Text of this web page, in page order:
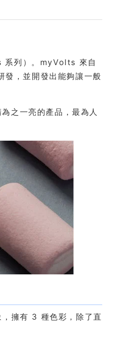
列）。myVolts 來自
，並開發出能夠讓一般
之一亮的產品，最為人
擁有 3 種色彩，除了直